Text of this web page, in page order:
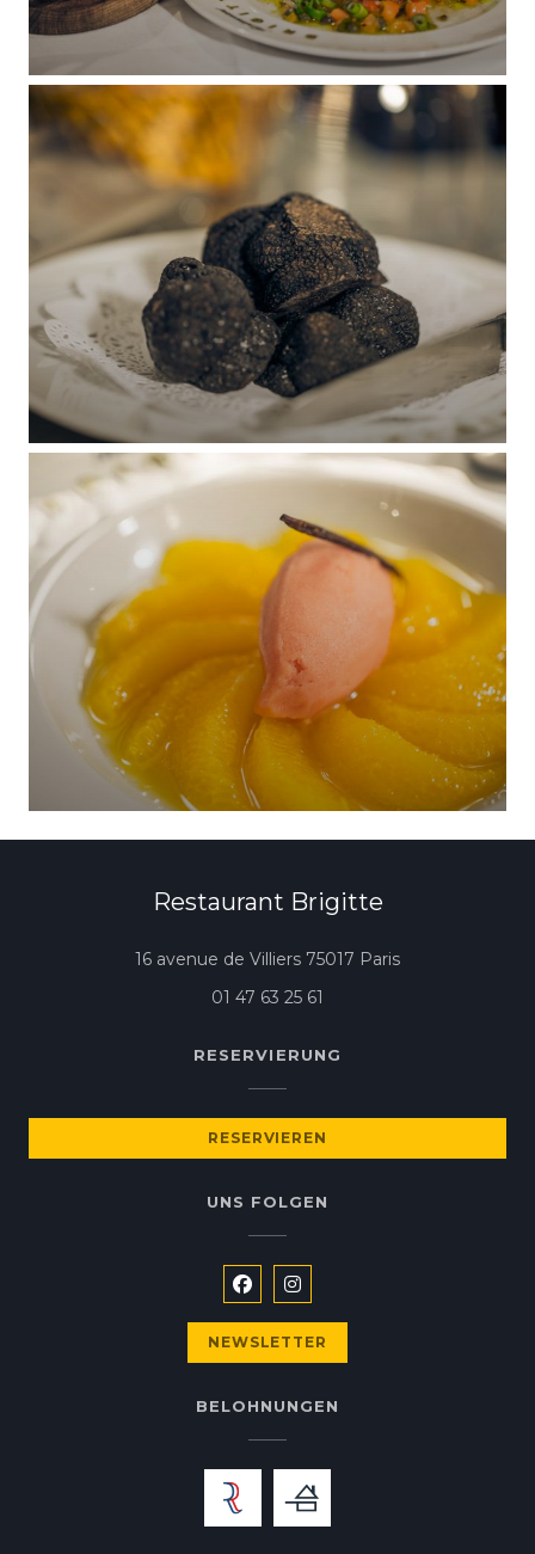
Restaurant Brigitte
16 avenue de Villiers 75017 Paris((öffnet ein
01 47 63 25 61
RESERVIERUNG
RESERVIEREN
UNS FOLGEN
Facebook ((öffnet ein neues
Instagram ((öffnet ein
NEWSLETTER
BELOHNUNGEN